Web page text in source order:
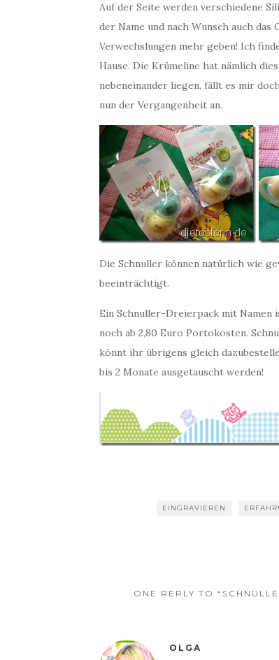
Auf der Seite werden verschiedene
der Name und nach Wunsch auch
Verwechslungen mehr geben! Ich
Hause. Die Krümeline hat nämlich
nebeneinander liegen, fällt es mir
nun der Vergangenheit an.
Die Schnuller können natürlich wie
beeinträchtigt.
Ein Schnuller-Dreierpack mit Namen
noch ab 2,80 Euro Portokosten.
könnt ihr übrigens gleich
bis 2 Monate ausgetauscht werden!
EINGRAVIEREN
ONE REPLY TO
OLGA